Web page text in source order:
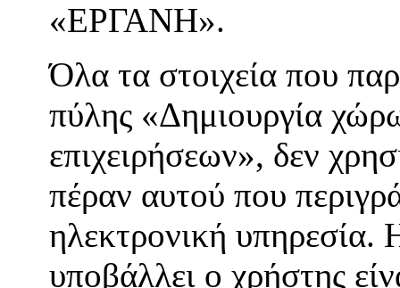
«ΕΡΓΑΝΗ».
Όλα τα στοιχεία που
πύλης «Δημιουργία
επιχειρήσεων», δεν
πέραν αυτού που
ηλεκτρονική υπηρεσία.
υποβάλλει ο χρήστης